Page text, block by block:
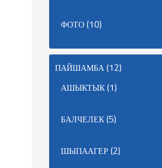
ФОТО(10)
ПАЙШАМБА(12)
АШЫКТЫК(1)
БАЛЧЕЛЕК(5)
ШЫПААГЕР(2)